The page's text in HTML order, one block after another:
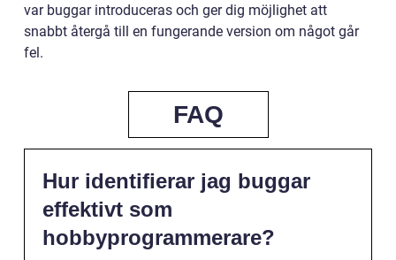
var buggar introduceras och ger dig möjlighet att
snabbt återgå till en fungerande version om något går
fel.
FAQ
Hur identifierar jag buggar
effektivt som
hobbyprogrammerare?